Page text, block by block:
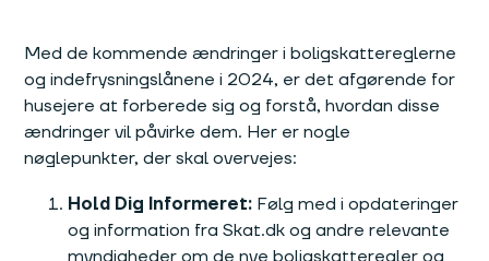
Med de kommende ændringer i boligskattereglerne
og indefrysningslånene i 2024, er det afgørende for
husejere at forberede sig og forstå, hvordan disse
ændringer vil påvirke dem. Her er nogle
nøglepunkter, der skal overvejes:
Hold Dig Informeret: Følg med i opdateringer
og information fra Skat.dk og andre relevante